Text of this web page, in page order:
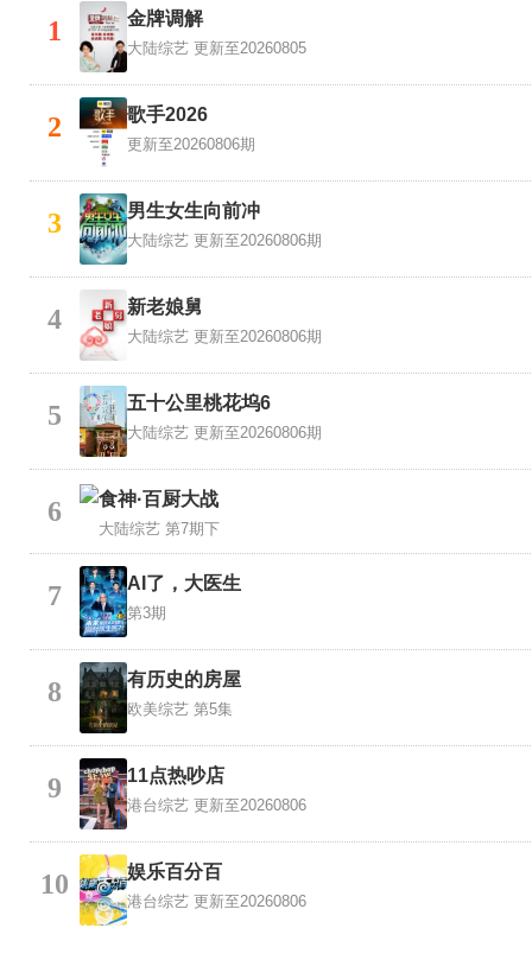
1 金牌调解
大陆综艺 更新至20260805
2 歌手2026
更新至20260806期
3 男生女生向前冲
大陆综艺 更新至20260806期
4 新老娘舅
大陆综艺 更新至20260806期
5 五十公里桃花坞6
大陆综艺 更新至20260806期
6 食神·百厨大战
大陆综艺 第7期下
7 AI了，大医生
第3期
8 有历史的房屋
欧美综艺 第5集
9 11点热吵店
港台综艺 更新至20260806
10 娱乐百分百
港台综艺 更新至20260806